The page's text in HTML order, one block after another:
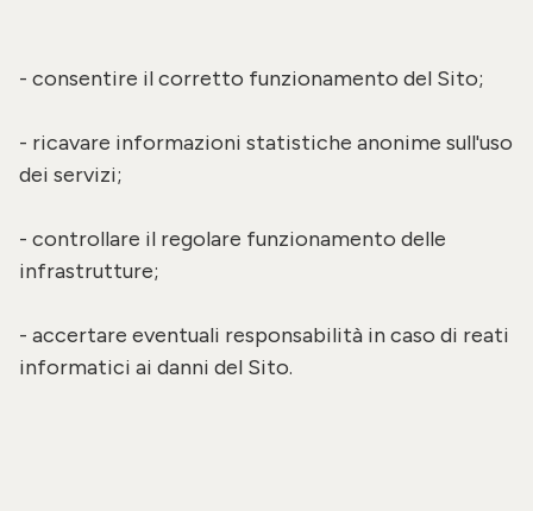
- consentire il corretto funzionamento del Sito;
- ricavare informazioni statistiche anonime sull'uso
dei servizi;
- controllare il regolare funzionamento delle
infrastrutture;
- accertare eventuali responsabilità in caso di reati
informatici ai danni del Sito.